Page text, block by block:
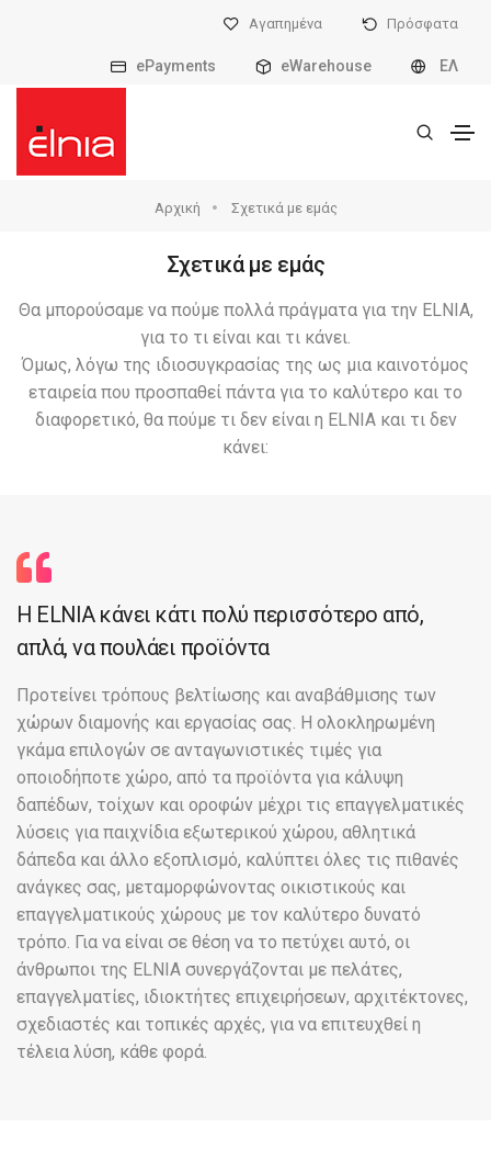
Αγαπημένα Πρόσφατα
ePayments eWarehouse ΕΛ
Αρχική Σχετικά με εμάς
Σχετικά με εμάς
Θα μπορούσαμε να πούμε πολλά πράγματα για την ELNIA,
για το τι είναι και τι κάνει.
Όμως, λόγω της ιδιοσυγκρασίας της ως μια καινοτόμος
εταιρεία που προσπαθεί πάντα για το καλύτερο και το
διαφορετικό, θα πούμε τι δεν είναι η ELNIA και τι δεν
κάνει:
H ELNIA κάνει κάτι πολύ περισσότερο από,
απλά, να πουλάει προϊόντα
Προτείνει τρόπους βελτίωσης και αναβάθμισης των
χώρων διαμονής και εργασίας σας. Η ολοκληρωμένη
γκάμα επιλογών σε ανταγωνιστικές τιμές για
οποιοδήποτε χώρο, από τα προϊόντα για κάλυψη
δαπέδων, τοίχων και οροφών μέχρι τις επαγγελματικές
λύσεις για παιχνίδια εξωτερικού χώρου, αθλητικά
δάπεδα και άλλο εξοπλισμό, καλύπτει όλες τις πιθανές
ανάγκες σας, μεταμορφώνοντας οικιστικούς και
επαγγελματικούς χώρους με τον καλύτερο δυνατό
τρόπο. Για να είναι σε θέση να το πετύχει αυτό, οι
άνθρωποι της ELNIA συνεργάζονται με πελάτες,
επαγγελματίες, ιδιοκτήτες επιχειρήσεων, αρχιτέκτονες,
σχεδιαστές και τοπικές αρχές, για να επιτευχθεί η
τέλεια λύση, κάθε φορά.